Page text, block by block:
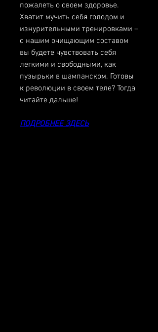
пожалеть о своем здоровье.
Хватит мучить себя голодом и
изнурительными тренировками –
с нашим очищающим составом
вы будете чувствовать себя
легкими и свободными, как
пузырьки в шампанском. Готовы
к революции в своем теле? Тогда
читайте дальше!
ПОДРОБНЕЕ ЗДЕСЬ